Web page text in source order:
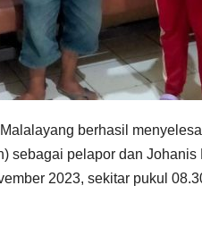
berhasil
sebagai pelapor dan
2023, sekitar pukul